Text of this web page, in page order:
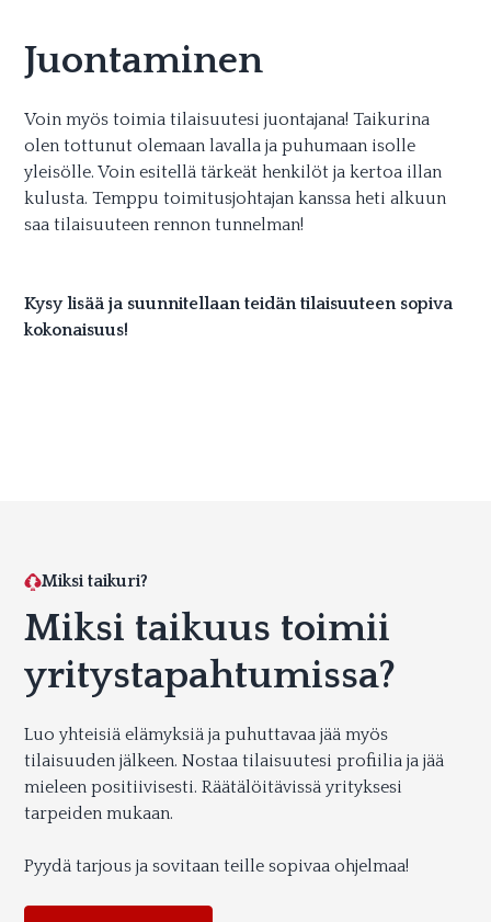
Juontaminen
Voin myös toimia tilaisuutesi juontajana! Taikurina
olen tottunut olemaan lavalla ja puhumaan isolle
yleisölle. Voin esitellä tärkeät henkilöt ja kertoa illan
kulusta. Temppu toimitusjohtajan kanssa heti alkuun
saa tilaisuuteen rennon tunnelman!
Kysy lisää ja suunnitellaan teidän tilaisuuteen sopiva
kokonaisuus!
Miksi taikuri?
Miksi taikuus toimii
yritys­tapahtumissa?
Luo yhteisiä elämyksiä ja puhuttavaa jää myös
tilaisuuden jälkeen. Nostaa tilaisuutesi profiilia ja jää
mieleen positiivisesti. Räätälöitävissä yrityksesi
tarpeiden mukaan.
Pyydä tarjous ja sovitaan teille sopivaa ohjelmaa!